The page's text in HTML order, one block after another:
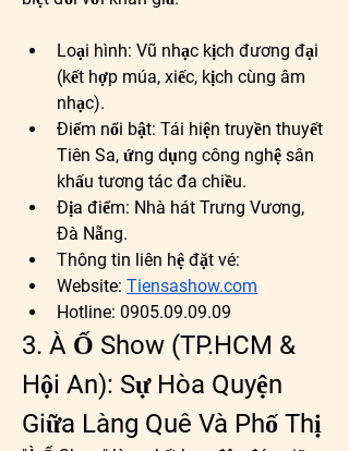
Loại hình: Vũ nhạc kịch đương đại
(kết hợp múa, xiếc, kịch cùng âm
nhạc).
Điểm nổi bật: Tái hiện truyền thuyết
Tiên Sa, ứng dụng công nghệ sân
khấu tương tác đa chiều.
Địa điểm: Nhà hát Trưng Vương,
Đà Nẵng.
Thông tin liên hệ đặt vé:
Website: Tiensashow.com
Hotline: 0905.09.09.09
3. À Ố Show (TP.HCM &
Hội An): Sự Hòa Quyện
Giữa Làng Quê Và Phố Thị